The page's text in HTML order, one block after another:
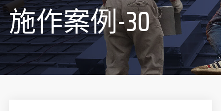
施作案例-30